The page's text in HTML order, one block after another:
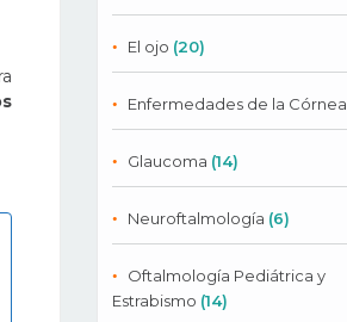
El ojo (20)
Enfermedades de la Córnea
Glaucoma (14)
Neuroftalmología (6)
Oftalmología Pediátrica y
Estrabismo (14)